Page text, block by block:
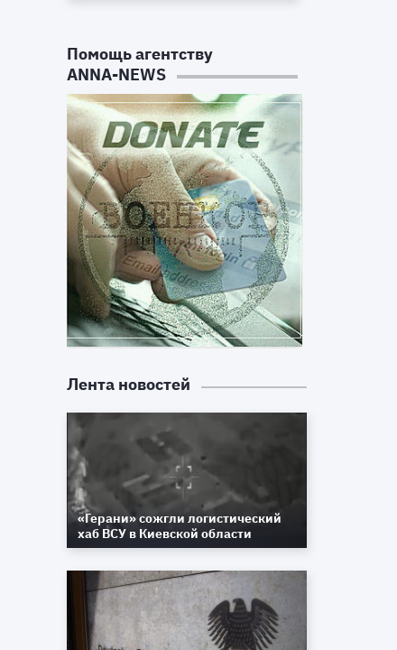
Помощь агентству
ANNA-NEWS
Лента новостей
«Герани» сожгли логистический
хаб ВСУ в Киевской области